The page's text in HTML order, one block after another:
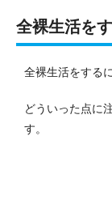
全裸生活を
全裸生活をする
どういった点に
す。